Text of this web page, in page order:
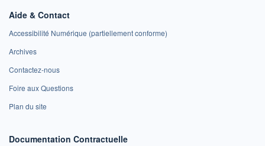
Aide & Contact
Accessibilité Numérique (partiellement conforme)
Archives
Contactez-nous
Foire aux Questions
Plan du site
Documentation Contractuelle